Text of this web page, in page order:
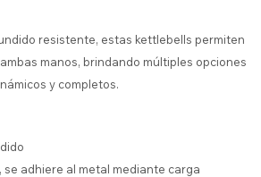
resistente, estas kettlebells permiten
manos, brindando múltiples opciones
y completos.
se adhiere al metal mediante carga